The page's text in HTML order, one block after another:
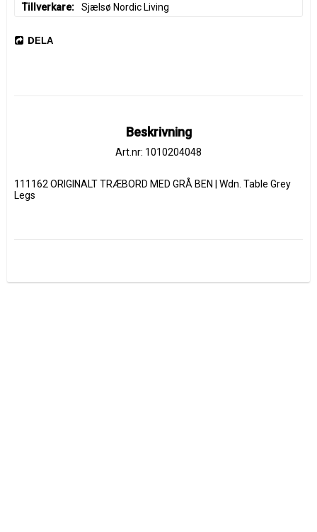
Tillverkare Sjælsø Nordic Living
DELA
Beskrivning
Art.nr: 1010204048
111162 ORIGINALT TRÆBORD MED GRÅ BEN | Wdn. Table Grey
Legs